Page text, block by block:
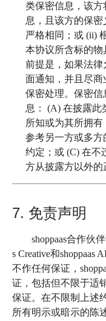
类保密信息，该
息，且该方的保
严格相同；或 (ii)
本协议所含标的物
前提是，如果法
面通知，并且尽商
保密处理。保密
息： (A) 在披露此
所知或为其所拥
参考另一方或多
约定；或 (C) 在不
方从披露方以外的
7. 免责声明
shoppaas合作伙伴
s Creative和shoppaas
不作任何保证，
证，包括但不限于适
保证。在不限制上述
所有明示或暗示的陈